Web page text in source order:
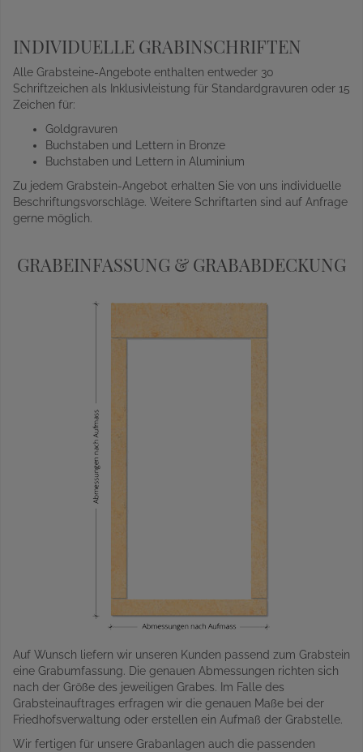
INDIVIDUELLE GRABINSCHRIFTEN
Alle Grabsteine-Angebote enthalten entweder 30
Schriftzeichen als Inklusivleistung für Standardgravuren oder 15
Zeichen für:
Goldgravuren
Buchstaben und Lettern in Bronze
Buchstaben und Lettern in Aluminium
Zu jedem Grabstein-Angebot erhalten Sie von uns individuelle
Beschriftungsvorschläge. Weitere Schriftarten sind auf Anfrage
gerne möglich.
GRABEINFASSUNG & GRABABDECKUNG
Auf Wunsch liefern wir unseren Kunden passend zum Grabstein
eine Grabumfassung. Die genauen Abmessungen richten sich
nach der Größe des jeweiligen Grabes. Im Falle des
Grabsteinauftrages erfragen wir die genauen Maße bei der
Friedhofsverwaltung oder erstellen ein Aufmaß der Grabstelle.
Wir fertigen für unsere Grabanlagen auch die passenden